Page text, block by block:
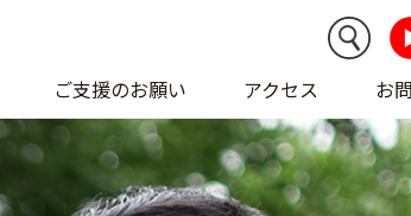
ご支援のお願い アクセス お